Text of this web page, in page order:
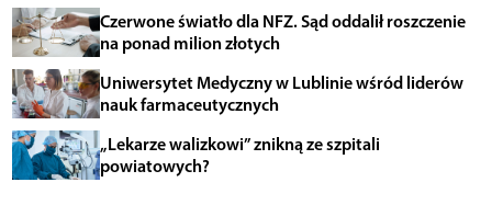
Czerwone światło dla NFZ. Sąd oddalił roszczenie
na ponad milion złotych
Uniwersytet Medyczny w Lublinie wśród liderów
nauk farmaceutycznych
„Lekarze walizkowi” znikną ze szpitali
powiatowych?